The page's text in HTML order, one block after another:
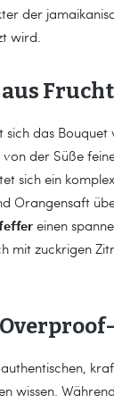
der
wird.
sich das Bouquet
der Süße
sich ein
Orangensaft
einen
mit zuckrigen
wissen.